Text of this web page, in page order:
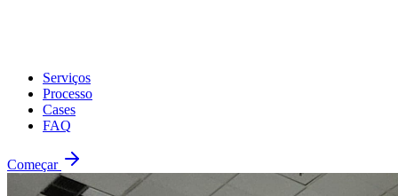
Serviços
Processo
Cases
FAQ
Começar